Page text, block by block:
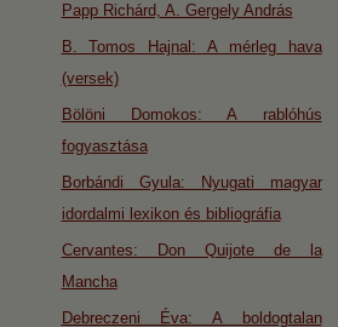
Papp Richárd, A. Gergely András
B. Tomos Hajnal: A mérleg hava
(versek)
Bölöni Domokos: A rablóhús
fogyasztása
Borbándi Gyula: Nyugati magyar
idordalmi lexikon és bibliográfia
Cervantes: Don Quijote de la
Mancha
Debreczeni Éva: A boldogtalan